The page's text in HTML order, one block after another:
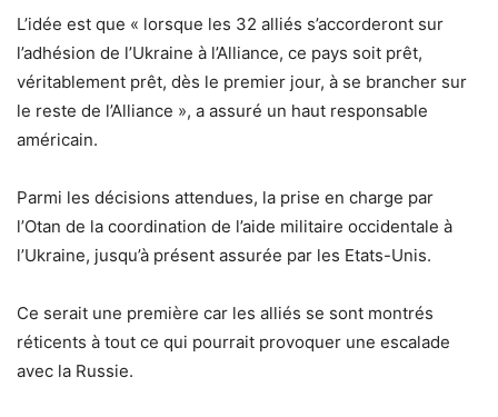
L’idée est que « lorsque les 32 alliés s’accorderont sur
l’adhésion de l’Ukraine à l’Alliance, ce pays soit prêt,
véritablement prêt, dès le premier jour, à se brancher sur
le reste de l’Alliance », a assuré un haut responsable
américain.
Parmi les décisions attendues, la prise en charge par
l’Otan de la coordination de l’aide militaire occidentale à
l’Ukraine, jusqu’à présent assurée par les Etats-Unis.
Ce serait une première car les alliés se sont montrés
réticents à tout ce qui pourrait provoquer une escalade
avec la Russie.